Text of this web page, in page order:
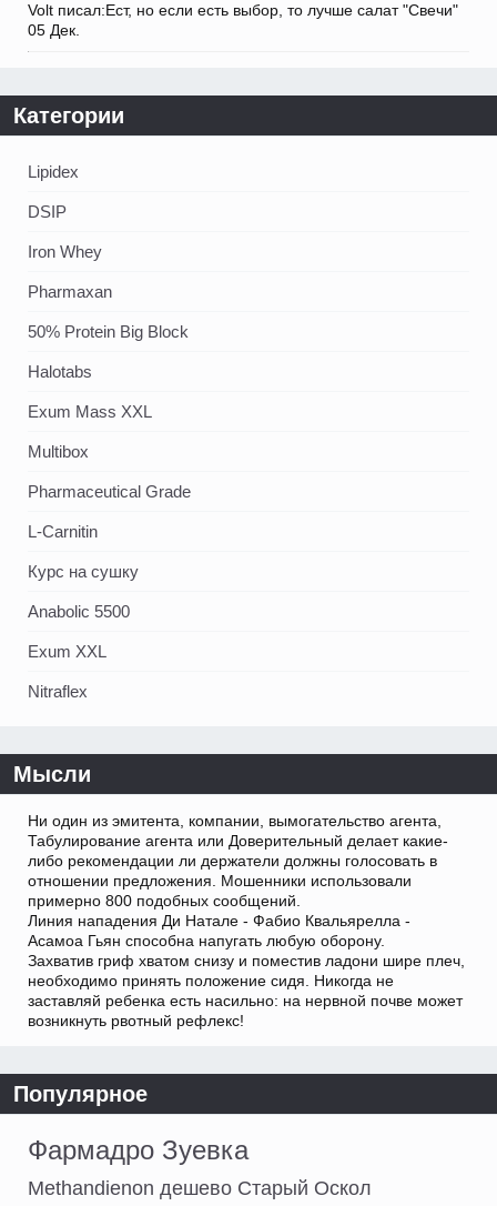
Volt писал:Ест, но если есть выбор, то лучше салат "Свечи"
05 Дек.
Категории
Lipidex
DSIP
Iron Whey
Pharmaxan
50% Protein Big Block
Halotabs
Exum Mass XXL
Multibox
Pharmaceutical Grade
L-Carnitin
Курс на сушку
Anabolic 5500
Exum XXL
Nitraflex
Мысли
Ни один из эмитента, компании, вымогательство агента,
Табулирование агента или Доверительный делает какие-
либо рекомендации ли держатели должны голосовать в
отношении предложения. Мошенники использовали
примерно 800 подобных сообщений.
Линия нападения Ди Натале - Фабио Квальярелла -
Асамоа Гьян способна напугать любую оборону.
Захватив гриф хватом снизу и поместив ладони шире плеч,
необходимо принять положение сидя. Никогда не
заставляй ребенка есть насильно: на нервной почве может
возникнуть рвотный рефлекс!
Популярное
Фармадро Зуевка
Methandienon дешево Старый Оскол